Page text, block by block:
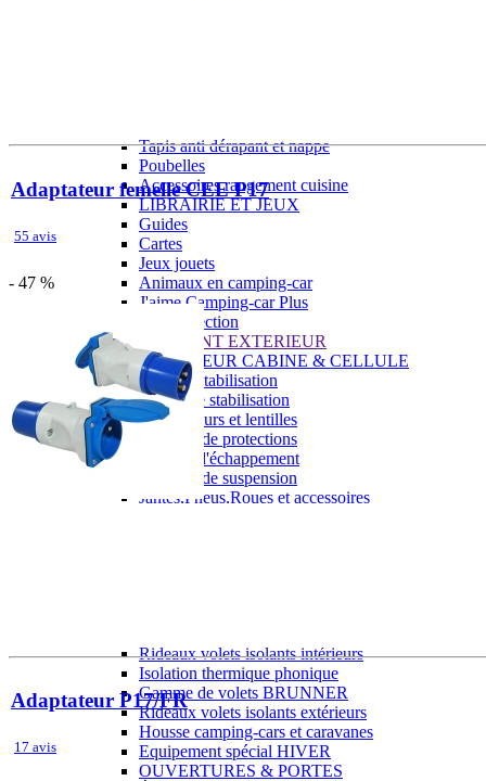
Tapis anti dérapant et nappe
Poubelles
Accessoires rangement cuisine
LIBRAIRIE ET JEUX
Guides
Cartes
Jeux jouets
Animaux en camping-car
J'aime Camping-car Plus
VW collection
EQUIPEMENT EXTERIEUR
EXTERIEUR CABINE & CELLULE
Cales et stabilisation
Vérins de stabilisation
Rétroviseurs et lentilles
Bavettes de protections
Embout d'échappement
Renforts de suspension
Jantes,Pneus,Roues et accessoires
Rideaux volets isolants intérieurs
Isolation thermique phonique
Gamme de volets BRUNNER
Rideaux volets isolants extérieurs
Housse camping-cars et caravanes
Equipement spécial HIVER
OUVERTURES & PORTES
Adaptateur femelle CEE P17
55 avis
- 47 %
Adaptateur P17/FR
17 avis